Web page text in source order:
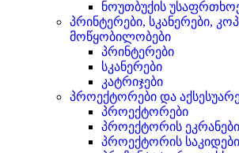
ნოუთბუქის
პრინტერები, სკანერები,
მოწყობილობები
პრინტერები
სკანერები
კატრიჯები
პროექტორები და
პროექტორები
პროექტორის ეკრანები
პროექტორის საკიდები